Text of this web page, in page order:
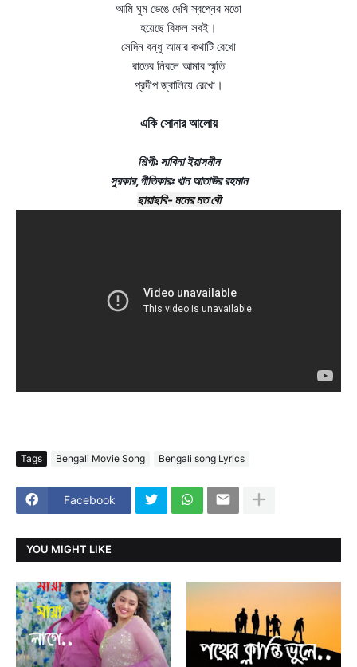
আমি ঘুম ভেঙে দেখি স্বপ্নের মতো
হয়েছে বিফল সবই।
সেদিন বন্ধু আমার কথাটি রেখো
রাতের নিরলে আমার স্মৃতি
প্রদীপ জ্বালিয়ে রেখো।
একি সোনার আলোয়
শিল্পীঃ সাবিনা ইয়াসমীন
সুরকার,গীতিকারঃ খান আতাউর রহমান
ছায়াছবি- মনের মত বৌ
Tags Bengali Movie Song Bengali song Lyrics
Facebook
YOU MIGHT LIKE